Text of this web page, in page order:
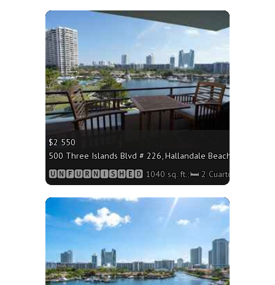
$2 550
500 Three Islands Blvd # 226, Hallandale Beach FL
🆄🅽🅵🆄🆁🅽🅸🆂🅷🅴🅳 1040 sq. ft.;🛏 2 Cuartos/🛁2
More
More